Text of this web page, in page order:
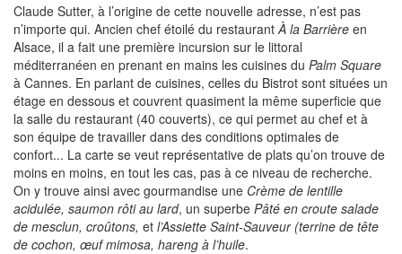
Claude Sutter, à l’origine de cette nouvelle adresse, n’est pas
n’importe qui. Ancien chef étoilé du restaurant À la Barrière en
Alsace, il a fait une première incursion sur le littoral
méditerranéen en prenant en mains les cuisines du Palm Square
à Cannes. En parlant de cuisines, celles du Bistrot sont situées un
étage en dessous et couvrent quasiment la même superficie que
la salle du restaurant (40 couverts), ce qui permet au chef et à
son équipe de travailler dans des conditions optimales de
confort... La carte se veut représentative de plats qu’on trouve de
moins en moins, en tout les cas, pas à ce niveau de recherche.
On y trouve ainsi avec gourmandise une Crème de lentille
acidulée, saumon rôti au lard, un superbe Pâté en croute salade
de mesclun, croûtons, et l’Assiette Saint-Sauveur (terrine de tête
de cochon, œuf mimosa, hareng à l’huile.